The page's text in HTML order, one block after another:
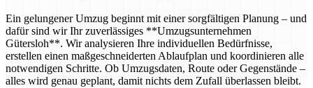
Ein gelungener Umzug beginnt mit einer sorgfältigen Planung – und
dafür sind wir Ihr zuverlässiges **Umzugsunternehmen
Gütersloh**. Wir analysieren Ihre individuellen Bedürfnisse,
erstellen einen maßgeschneiderten Ablaufplan und koordinieren alle
notwendigen Schritte. Ob Umzugsdaten, Route oder Gegenstände –
alles wird genau geplant, damit nichts dem Zufall überlassen bleibt.